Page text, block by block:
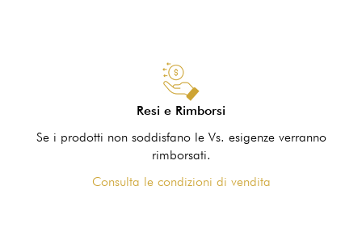
Resi e Rimborsi
Se i prodotti non soddisfano le Vs. esigenze verranno
rimborsati.
Consulta le condizioni di vendita